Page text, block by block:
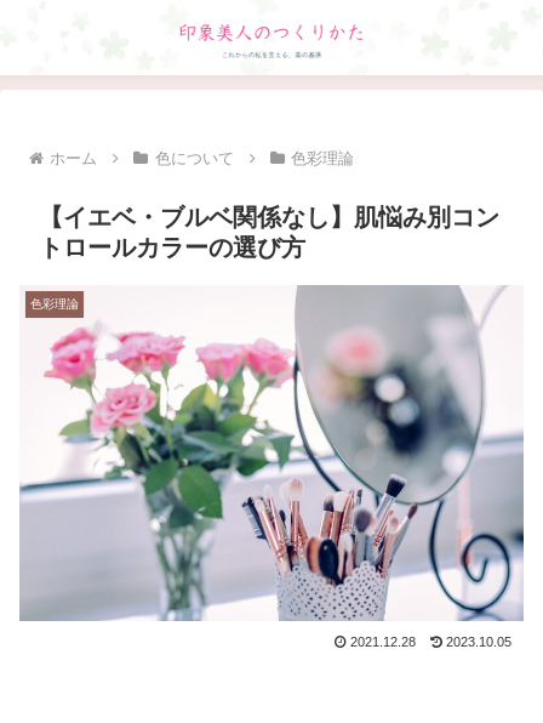
ホーム 色について 色彩理論
【イエベ・ブルベ関係なし】肌悩み別コン
トロールカラーの選び方
色彩理論
2021.12.28 2023.10.05